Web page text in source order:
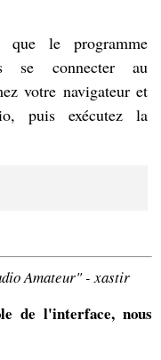
le programme
se connecter au
votre navigateur et
puis exécutez la
Amateur" - xastir
de l'interface, nous